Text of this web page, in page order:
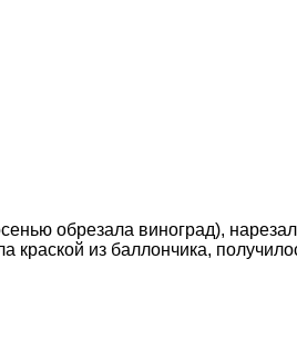
обрезала виноград),
из баллончика,